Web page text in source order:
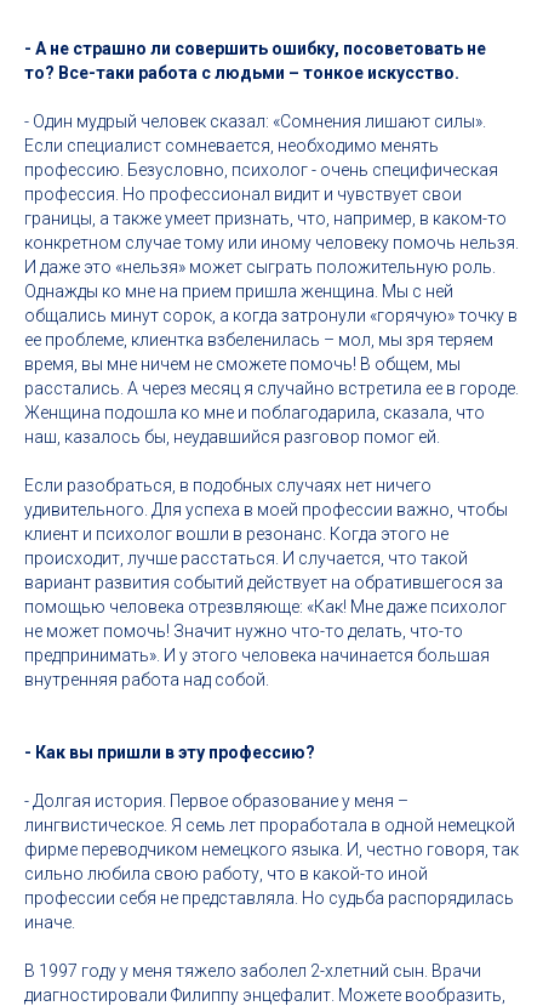
- А не страшно ли совершить ошибку, посоветовать не
то? Все-таки работа с людьми – тонкое искусство.
- Один мудрый человек сказал: «Сомнения лишают силы».
Если специалист сомневается, необходимо менять
профессию. Безусловно, психолог - очень специфическая
профессия. Но профессионал видит и чувствует свои
границы, а также умеет признать, что, например, в каком-то
конкретном случае тому или иному человеку помочь нельзя.
И даже это «нельзя» может сыграть положительную роль.
Однажды ко мне на прием пришла женщина. Мы с ней
общались минут сорок, а когда затронули «горячую» точку в
ее проблеме, клиентка взбеленилась – мол, мы зря теряем
время, вы мне ничем не сможете помочь! В общем, мы
расстались. А через месяц я случайно встретила ее в городе.
Женщина подошла ко мне и поблагодарила, сказала, что
наш, казалось бы, неудавшийся разговор помог ей.
Если разобраться, в подобных случаях нет ничего
удивительного. Для успеха в моей профессии важно, чтобы
клиент и психолог вошли в резонанс. Когда этого не
происходит, лучше расстаться. И случается, что такой
вариант развития событий действует на обратившегося за
помощью человека отрезвляюще: «Как! Мне даже психолог
не может помочь! Значит нужно что-то делать, что-то
предпринимать». И у этого человека начинается большая
внутренняя работа над собой.
- Как вы пришли в эту профессию?
- Долгая история. Первое образование у меня –
лингвистическое. Я семь лет проработала в одной немецкой
фирме переводчиком немецкого языка. И, честно говоря, так
сильно любила свою работу, что в какой-то иной
профессии себя не представляла. Но судьба распорядилась
иначе.
В 1997 году у меня тяжело заболел 2-хлетний сын. Врачи
диагностировали Филиппу энцефалит. Можете вообразить,